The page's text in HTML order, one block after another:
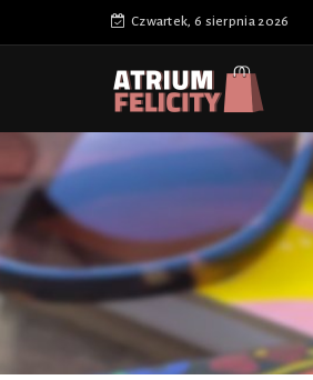
Czwartek, 6 sierpnia 2026